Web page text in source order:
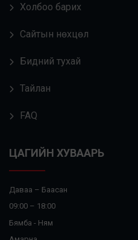
Холбоо барих
Сайтын нөхцөл
Бидний тухай
Тайлан
FAQ
ЦАГИЙН ХУВААРЬ
Даваа – Баасан
09:00 – 18:00
Бямба - Ням